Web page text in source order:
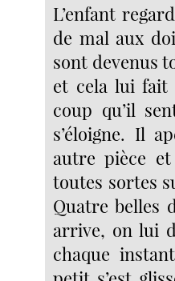
L’enfant
de mal aux
sont devenus
et cela lui fait
coup qu’il
s’éloigne. Il
autre pièce
toutes sortes
Quatre belles
arrive, on lui
chaque